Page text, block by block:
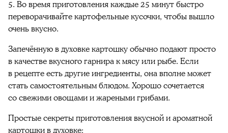
5. Во время приготовления каждые 25 минут быстро
переворачивайте картофельные кусочки, чтобы вышло
очень вкусно.
Запечённую в духовке картошку обычно подают просто
в качестве вкусного гарнира к мясу или рыбе. Если
в рецепте есть другие ингредиенты, она вполне может
стать самостоятельным блюдом. Хорошо сочетается
со свежими овощами и жареными грибами.
Простые секреты приготовления вкусной и ароматной